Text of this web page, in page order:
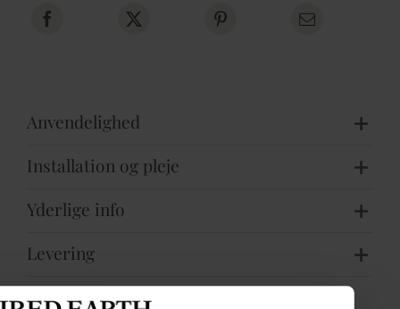
Anvendelighed
Installation og pleje
Yderlige info
Levering